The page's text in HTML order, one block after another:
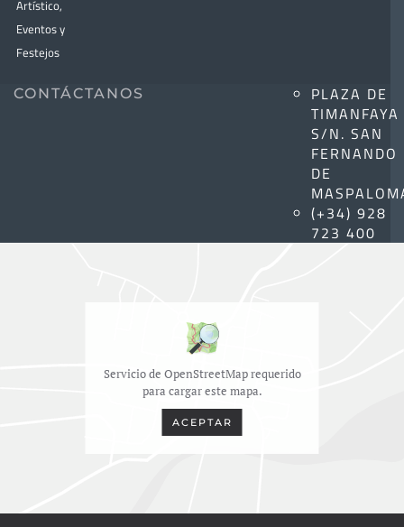
Artístico,
Eventos y
Festejos
CONTÁCTANOS
PLAZA DE
TIMANFAYA
S/N. SAN
FERNANDO
DE
(+34) 928
723 400
Servicio de OpenStreetMap requerido
para cargar este mapa.
ACEPTAR